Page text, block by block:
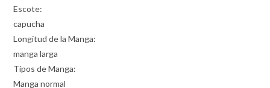
Escote:
capucha
Longitud de la Manga:
manga larga
Tipos de Manga:
Manga normal